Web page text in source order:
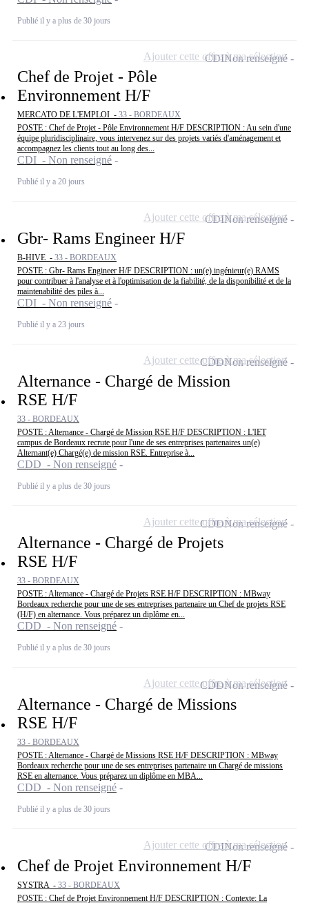
Publié il y a plus de 30 jours
Chef de Projet - Pôle
Environnement H/F
MERCATO DE L'EMPLOI - 33 - BORDEAUX
POSTE : Chef de Projet - Pôle Environnement H/F DESCRIPTION : Au sein d'une
équipe pluridisciplinaire, vous intervenez sur des projets variés d'aménagement et
accompagnez les clients tout au long des...
CDI - Non renseigné
Publié il y a 20 jours
CDINon renseigné
Ajouter cette offre à ma sélection
Gbr- Rams Engineer H/F
B-HIVE - 33 - BORDEAUX
POSTE : Gbr- Rams Engineer H/F DESCRIPTION : un(e) ingénieur(e) RAMS
pour contribuer à l'analyse et à l'optimisation de la fiabilité, de la disponibilité et de la
maintenabilité des piles à...
CDI - Non renseigné
Publié il y a 23 jours
CDINon renseigné
Ajouter cette offre à ma sélection
Alternance - Chargé de Mission
RSE H/F
33 - BORDEAUX
POSTE : Alternance - Chargé de Mission RSE H/F DESCRIPTION : L'IET
campus de Bordeaux recrute pour l'une de ses entreprises partenaires un(e)
Alternant(e) Chargé(e) de mission RSE. Entreprise à...
CDD - Non renseigné
Publié il y a plus de 30 jours
CDDNon renseigné
Ajouter cette offre à ma sélection
Alternance - Chargé de Projets
RSE H/F
33 - BORDEAUX
POSTE : Alternance - Chargé de Projets RSE H/F DESCRIPTION : MBway
Bordeaux recherche pour une de ses entreprises partenaire un Chef de projets RSE
(H/F) en alternance. Vous préparez un diplôme en...
CDD - Non renseigné
Publié il y a plus de 30 jours
CDDNon renseigné
Ajouter cette offre à ma sélection
Alternance - Chargé de Missions
RSE H/F
33 - BORDEAUX
POSTE : Alternance - Chargé de Missions RSE H/F DESCRIPTION : MBway
Bordeaux recherche pour une de ses entreprises partenaire un Chargé de missions
RSE en alternance. Vous préparez un diplôme en MBA...
CDD - Non renseigné
Publié il y a plus de 30 jours
CDDNon renseigné
Ajouter cette offre à ma sélection
Chef de Projet Environnement H/F
SYSTRA - 33 - BORDEAUX
POSTE : Chef de Projet Environnement H/F DESCRIPTION : Contexte: La
CDINon renseigné
Ajouter cette offre à ma sélection